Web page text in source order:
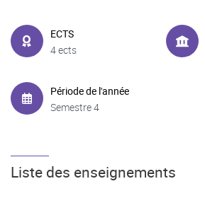
ECTS
4 ects
Période de l'année
Semestre 4
Liste des enseignements